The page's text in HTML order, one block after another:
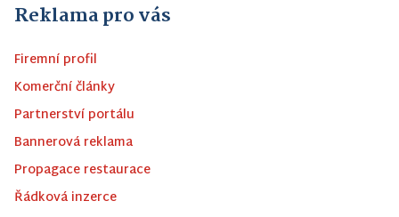
Reklama pro vás
Firemní profil
Komerční články
Partnerství portálu
Bannerová reklama
Propagace restaurace
Řádková inzerce